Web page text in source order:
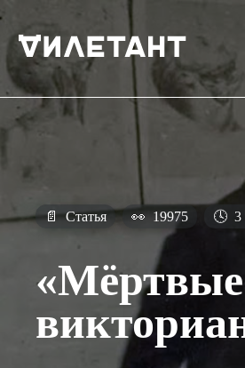
📄 Статья 👀 19975 🕓 3